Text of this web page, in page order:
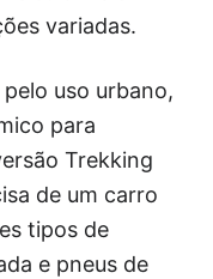
variadas.
uso urbano,
para
Trekking
de um carro
tipos de
e pneus de